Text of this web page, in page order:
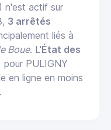
n'est actif sur
3 arrêtés
liés à
Boue. L'État des
pour PULIGNY
en ligne en moins